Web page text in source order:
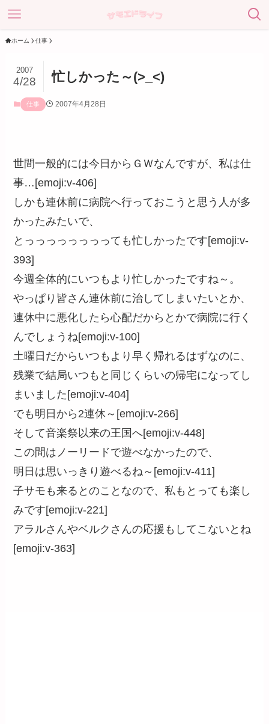
ホーム 仕事
忙しかった～(>_<)
2007
4/28
仕事 2007年4月28日
世間一般的には今日からＧＷなんですが、私は仕
事…[emoji:v-406]
しかも連休前に病院へ行っておこうと思う人が多
かったみたいで、
とっっっっっっっっても忙しかったです[emoji:v-
393]
今週全体的にいつもより忙しかったですね～。
やっぱり皆さん連休前に治してしまいたいとか、
連休中に悪化したら心配だからとかで病院に行く
んでしょうね[emoji:v-100]
土曜日だからいつもより早く帰れるはずなのに、
残業で結局いつもと同じくらいの帰宅になってし
まいました[emoji:v-404]
でも明日から2連休～[emoji:v-266]
そして音楽祭以来の王国へ[emoji:v-448]
この間はノーリードで遊べなかったので、
明日は思いっきり遊べるね～[emoji:v-411]
子サモも来るとのことなので、私もとっても楽し
みです[emoji:v-221]
アラルさんやベルクさんの応援もしてこないとね
[emoji:v-363]